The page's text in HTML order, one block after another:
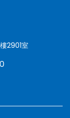
2901室